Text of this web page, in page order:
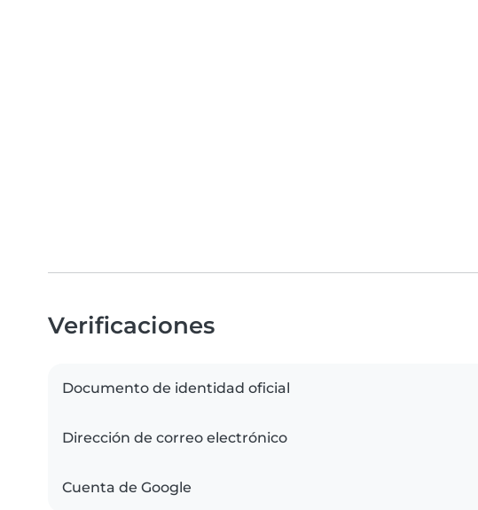
Verificaciones
Documento de identidad oficial
Dirección de correo electrónico
Cuenta de Google